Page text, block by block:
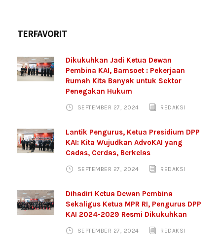
TERFAVORIT
Dikukuhkan Jadi Ketua Dewan
Pembina KAI, Bamsoet : Pekerjaan
Rumah Kita Banyak untuk Sektor
Penegakan Hukum
SEPTEMBER 27, 2024 REDAKSI
Lantik Pengurus, Ketua Presidium DPP
KAI: Kita Wujudkan AdvoKAI yang
Cadas, Cerdas, Berkelas
SEPTEMBER 27, 2024 REDAKSI
Dihadiri Ketua Dewan Pembina
Sekaligus Ketua MPR RI, Pengurus DPP
KAI 2024-2029 Resmi Dikukuhkan
SEPTEMBER 27, 2024 REDAKSI